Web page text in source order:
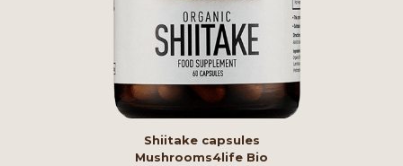
Shiitake capsules
Mushrooms4life Bio